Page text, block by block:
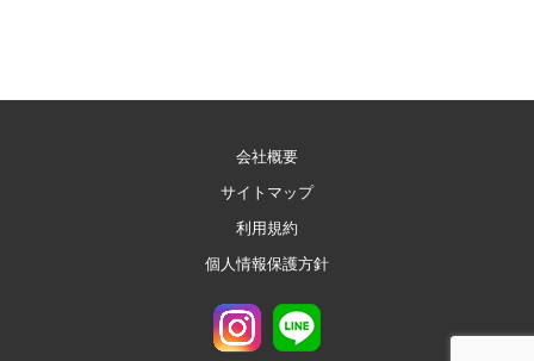
会社概要
サイトマップ
利用規約
個人情報保護方針